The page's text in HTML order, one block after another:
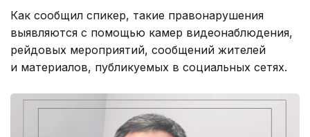
Как сообщил спикер, такие правонарушения
выявляются с помощью камер видеонаблюдения,
рейдовых мероприятий, сообщений жителей
и материалов, публикуемых в социальных сетях.